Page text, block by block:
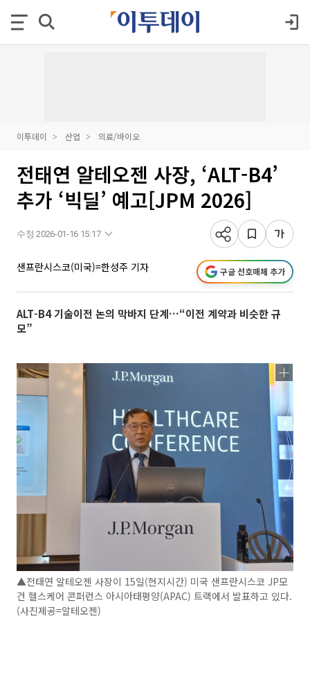
이투데이 산업 의료/바이오
전태연 알테오젠 사장, ‘ALT-B4’
추가 ‘빅딜’ 예고[JPM 2026]
수정 2026-01-16 15:17
샌프란시스코(미국)=한성주 기자 구글 선호매체 추가
ALT-B4 기술이전 논의 막바지 단계…“이전 계약과 비슷한 규
모”
▲전태연 알테오젠 사장이 15일(현지시간) 미국 샌프란시스코 JP모
건 헬스케어 콘퍼런스 아시아태평양(APAC) 트랙에서 발표하고 있다.
(사진제공=알테오젠)